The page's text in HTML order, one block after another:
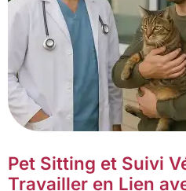
Pet Sitting et Suivi
Travailler en Lien